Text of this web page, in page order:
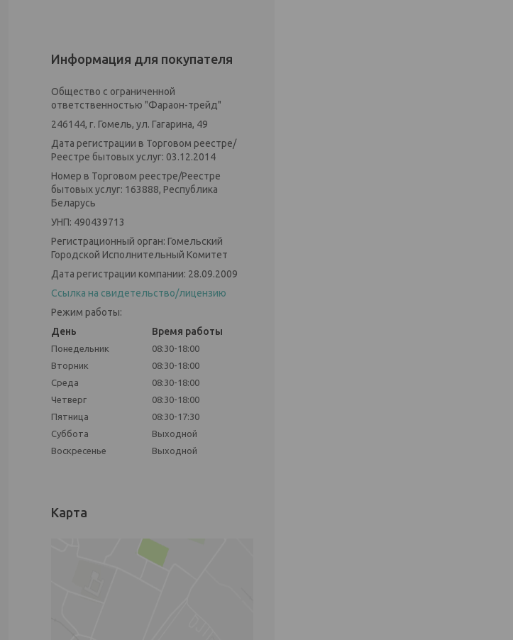
Информация для покупателя
Общество с ограниченной
ответственностью "Фараон-трейд"
246144, г. Гомель, ул. Гагарина, 49
Дата регистрации в Торговом реестре/
Реестре бытовых услуг: 03.12.2014
Номер в Торговом реестре/Реестре
бытовых услуг: 163888, Республика
Беларусь
УНП: 490439713
Регистрационный орган: Гомельский
Городской Исполнительный Комитет
Дата регистрации компании: 28.09.2009
Ссылка на свидетельство/лицензию
Режим работы:
День
Время работы
Понедельник
08:30-18:00
Вторник
08:30-18:00
Среда
08:30-18:00
Четверг
08:30-18:00
Пятница
08:30-17:30
Суббота
Выходной
Воскресенье
Выходной
Карта